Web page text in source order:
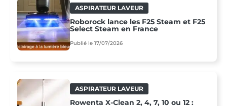
ASPIRATEUR LAVEUR
Roborock lance les F25 Steam et F25
Select Steam en France
Publié le 17/07/2026
ASPIRATEUR LAVEUR
Rowenta X-Clean 2, 4, 7, 10 ou 12 :